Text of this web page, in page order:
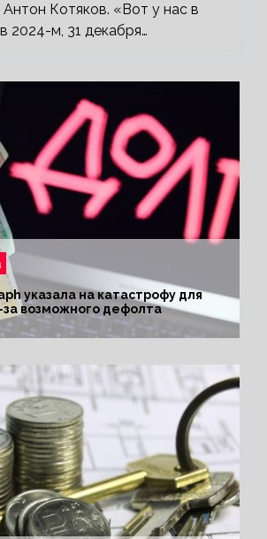
Котяков. «Вот у нас в
2024-м, 31 декабря…
указала на катастрофу для
за возможного дефолта